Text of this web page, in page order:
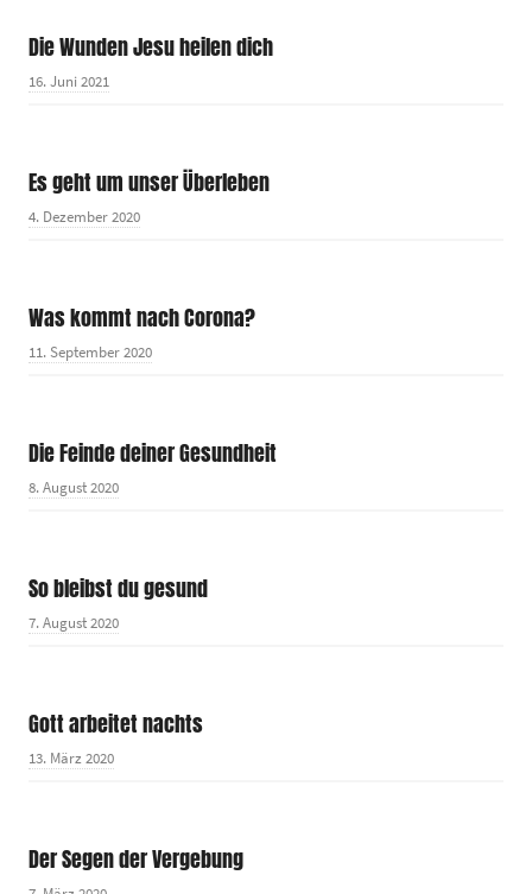
Die Wunden Jesu heilen dich
16. Juni 2021
Es geht um unser Überleben
4. Dezember 2020
Was kommt nach Corona?
11. September 2020
Die Feinde deiner Gesundheit
8. August 2020
So bleibst du gesund
7. August 2020
Gott arbeitet nachts
13. März 2020
Der Segen der Vergebung